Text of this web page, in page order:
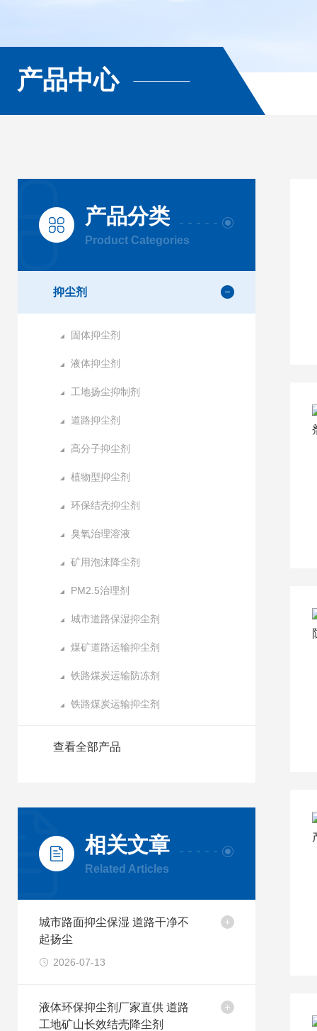
产品中心
产品分类
Product Categories
抑尘剂
固体抑尘剂
液体抑尘剂
工地扬尘抑制剂
道路抑尘剂
高分子抑尘剂
植物型抑尘剂
环保结壳抑尘剂
臭氧治理溶液
矿用泡沫降尘剂
PM2.5治理剂
城市道路保湿抑尘剂
煤矿道路运输抑尘剂
铁路煤炭运输防冻剂
铁路煤炭运输抑尘剂
查看全部产品
相关文章
Related Articles
城市路面抑尘保湿 道路干净不
起扬尘
2026-07-13
液体环保抑尘剂厂家直供 道路
工地矿山长效结壳降尘剂